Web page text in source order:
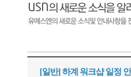
[일반] 하계 워크샵 일정